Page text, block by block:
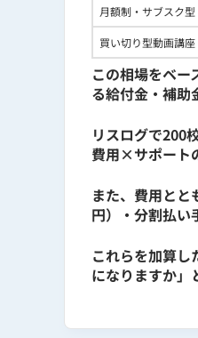
AI
バ
月額制・サブスク型
買い切り型動画講座
この相場をベー
る給付金・補助
リスログで200
費用×サポート
また、費用と
円）・分割払い
これらを加算し
になりますか」